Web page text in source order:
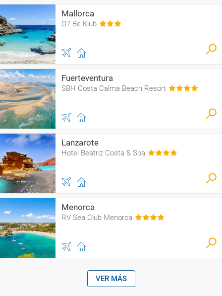
Mallorca
O7 Be Klub
Fuerteventura
SBH Costa Calma Beach Resort
Lanzarote
Hotel Beatriz Costa & Spa
Menorca
RV Sea Club Menorca
VER MÁS